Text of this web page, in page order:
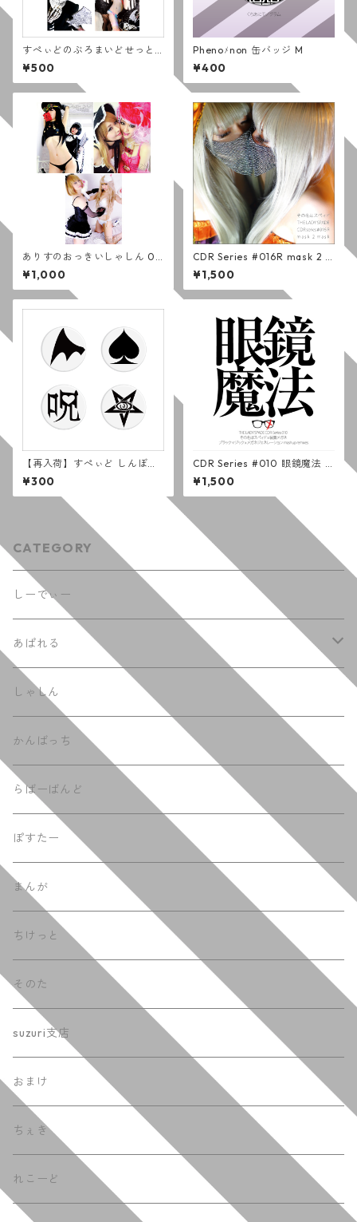
すぺぃどのぶろまいどせっと
(5まいぐみ)
¥500
Phenoﾒnon 缶バッジ M
¥400
ありすのおっきいしゃしん 01
3-015
¥1,000
CDR Series #016R mask 2 m
ask (通常版)
¥1,500
【再入荷】すぺぃど しんぼる
かんばっじ (しろ)
¥300
CDR Series #010 眼鏡魔法 /
その名はスペィド x 装置メガ
ネ
¥1,500
CATEGORY
しーでぃー
あぱれる
てぃーしゃつ
ふーでぃー
しゃしん
かんばっち
らばーばんど
ぽすたー
まんが
ちけっと
そのた
suzuri支店
おまけ
ちぇき
れこーど